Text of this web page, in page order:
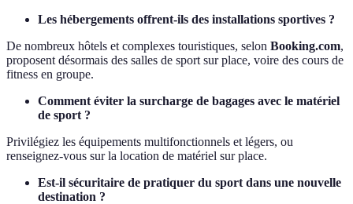
Les hébergements offrent-ils des installations sportives ?
De nombreux hôtels et complexes touristiques, selon Booking.com,
proposent désormais des salles de sport sur place, voire des cours de
fitness en groupe.
Comment éviter la surcharge de bagages avec le matériel
de sport ?
Privilégiez les équipements multifonctionnels et légers, ou
renseignez-vous sur la location de matériel sur place.
Est-il sécuritaire de pratiquer du sport dans une nouvelle
destination ?